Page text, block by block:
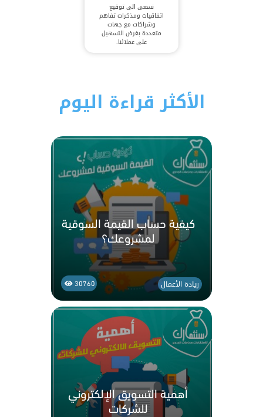
نسعى الى توقيع
اتفاقيات ومذكرات تفاهم
وشراكات مع جهات
متعددة بغرض التسهيل
على عملائنا.
الأكثر قراءة اليوم
كيفية حساب القيمة السوقية
لمشروعك؟
30760 ريادة الأعمال
أهمية التسويق الإلكتروني
للشركات